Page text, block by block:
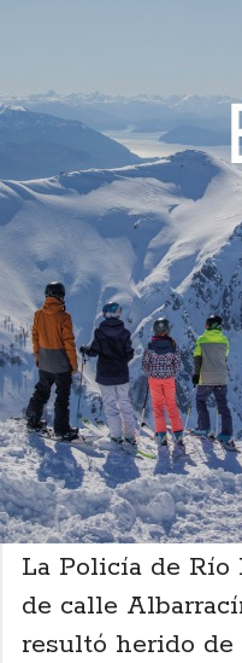
1.8ºc | Bariloche,
Portada
Policiales
Tiroteo
La
un
La Policía de
de calle
resultó herido